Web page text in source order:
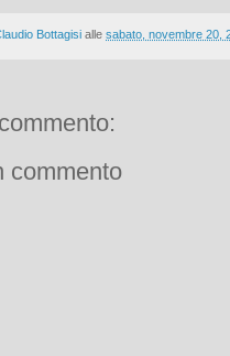
Bottagisi alle sabato, novembre 20,
commento